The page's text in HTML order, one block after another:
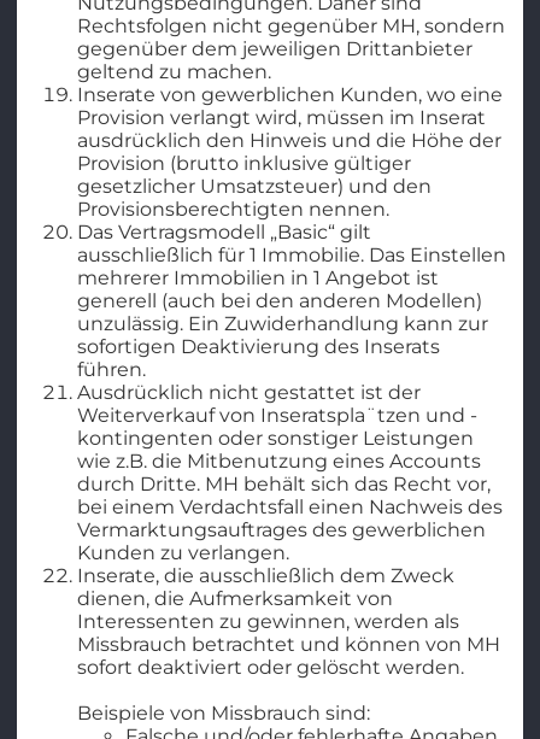
Rechtsfolgen nicht gegenüber MH, sondern
gegenüber dem jeweiligen Drittanbieter
geltend zu machen.
Inserate von gewerblichen Kunden, wo eine
Provision verlangt wird, müssen im Inserat
ausdrücklich den Hinweis und die Höhe der
Provision (brutto inklusive gültiger
gesetzlicher Umsatzsteuer) und den
Provisionsberechtigten nennen.
Das Vertragsmodell „Basic“ gilt
ausschließlich für 1 Immobilie. Das Einstellen
mehrerer Immobilien in 1 Angebot ist
generell (auch bei den anderen Modellen)
unzulässig. Ein Zuwiderhandlung kann zur
sofortigen Deaktivierung des Inserats
führen.
Ausdrücklich nicht gestattet ist der
Weiterverkauf von Inseratspla¨tzen und -
kontingenten oder sonstiger Leistungen
wie z.B. die Mitbenutzung eines Accounts
durch Dritte. MH behält sich das Recht vor,
bei einem Verdachtsfall einen Nachweis des
Vermarktungsauftrages des gewerblichen
Kunden zu verlangen.
Inserate, die ausschließlich dem Zweck
dienen, die Aufmerksamkeit von
Interessenten zu gewinnen, werden als
Missbrauch betrachtet und können von MH
sofort deaktiviert oder gelöscht werden.
Beispiele von Missbrauch sind: